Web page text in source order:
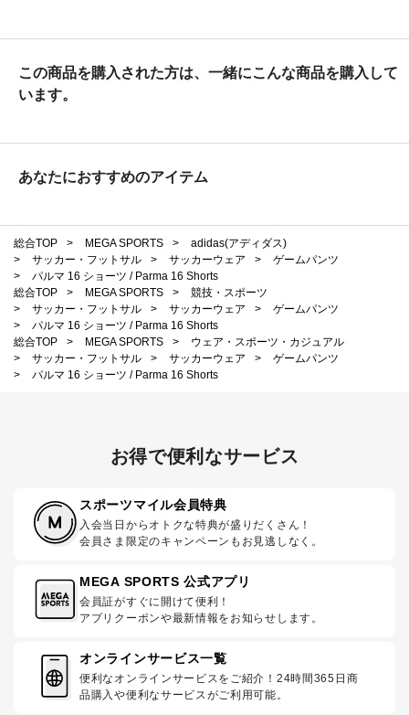
この商品を購入された方は、一緒にこんな商品を購入して
います。
あなたにおすすめのアイテム
総合TOP > MEGA SPORTS >
adidas(アディダス)
>
サッカー・フットサル > サッカーウェア >
ゲームパンツ
>
パルマ 16 ショーツ / Parma 16 Shorts
総合TOP
> MEGA SPORTS >
競技・スポーツ
>
サッカー・フットサル > サッカーウェア >
ゲームパンツ
>
パルマ 16 ショーツ / Parma 16 Shorts
総合TOP
> MEGA SPORTS >
ウェア・スポーツ・カジュアル
>
サッカー・フットサル > サッカーウェア >
ゲームパンツ
>
パルマ 16 ショーツ / Parma 16 Shorts
お得で便利なサービス
スポーツマイル会員特典
入会当日からオトクな特典が盛りだくさん！
会員さま限定のキャンペーンもお見逃しなく。
MEGA SPORTS 公式アプリ
会員証がすぐに開けて便利！
アプリクーポンや最新情報をお知らせします。
オンラインサービス一覧
便利なオンラインサービスをご紹介！24時間365日商
品購入や便利なサービスがご利用可能。